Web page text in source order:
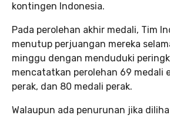
kontingen Indonesia.
Pada perolehan akhir medali, Tim
menutup perjuangan mereka
minggu dengan menduduki
mencatatkan perolehan 69 medali
perak, dan 80 medali perak.
Walaupun ada penurunan jika